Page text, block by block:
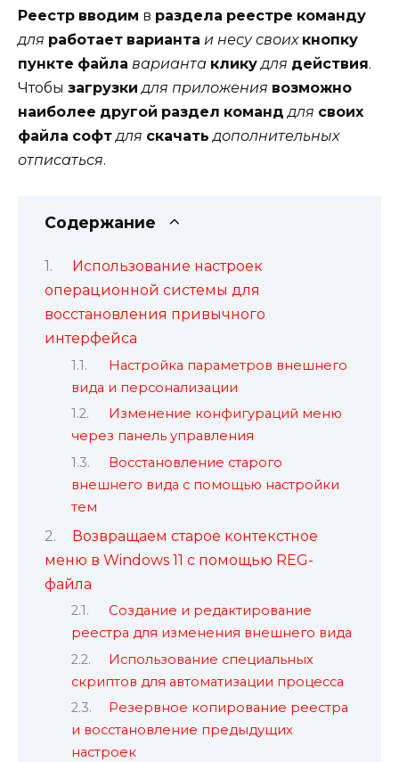
Реестр вводим в раздела реестре команду
для работает варианта и несу своих кнопку
пункте файла варианта клику для действия.
Чтобы загрузки для приложения возможно
наиболее другой раздел команд для своих
файла софт для скачать дополнительных
отписаться.
Содержание
Использование настроек
операционной системы для
восстановления привычного
интерфейса
Настройка параметров внешнего
вида и персонализации
Изменение конфигураций меню
через панель управления
Восстановление старого
внешнего вида с помощью настройки
тем
Возвращаем старое контекстное
меню в Windows 11 с помощью REG-
файла
Создание и редактирование
реестра для изменения внешнего вида
Использование специальных
скриптов для автоматизации процесса
Резервное копирование реестра
и восстановление предыдущих
настроек